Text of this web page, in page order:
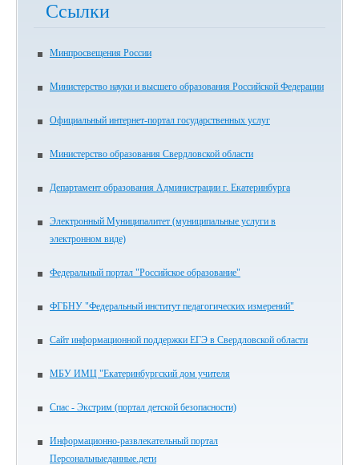
Ссылки
Минпросвещения России
Министерство науки и высшего образования Российской Федерации
Официальный интернет-портал государственных услуг
Министерство образования Свердловской области
Департамент образования Администрации г. Екатеринбурга
Электронный Муниципалитет (муниципальные услуги в
электронном виде)
Федеральный портал "Российское образование"
ФГБНУ "Федеральный институт педагогических измерений"
Сайт информационной поддержки ЕГЭ в Свердловской области
МБУ ИМЦ "Екатеринбургский дом учителя
Спас - Экстрим (портал детской безопасности)
Информационно-развлекательный портал
Персональныеданные.дети